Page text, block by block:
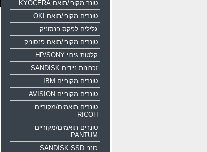
טונר מקורי/תואם KYOCERA
טונרים מקורי/תואם OKI
גלילים לפקס פנסוניק
טונרים מקורי/תואם פנסוניק
קלטות גיבוי HP/SONY
זכרונות ניידים SANDISK
טונרים מקוריים IBM
טונרים מקוריים AVISION
טונרים תואמים/מקוריים
RICOH
טונרים תואמים/מקוריים
PANTUM
כונני SANDISK SSD